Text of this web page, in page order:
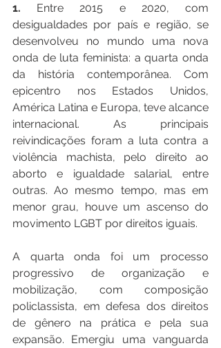
1. Entre 2015 e 2020, com
desigualdades por país e região, se
desenvolveu no mundo uma nova
onda de luta feminista: a quarta onda
da história contemporânea. Com
epicentro nos Estados Unidos,
América Latina e Europa, teve alcance
internacional. As principais
reivindicações foram a luta contra a
violência machista, pelo direito ao
aborto e igualdade salarial, entre
outras. Ao mesmo tempo, mas em
menor grau, houve um ascenso do
movimento LGBT por direitos iguais.
A quarta onda foi um processo
progressivo de organização e
mobilização, com composição
policlassista, em defesa dos direitos
de gênero na prática e pela sua
expansão. Emergiu uma vanguarda